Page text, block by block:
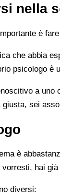
nella
è
che abbia
psicologo è
a
sei
è
hai
diversi: